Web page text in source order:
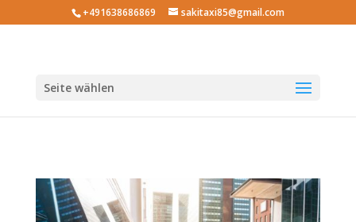
+491638686869 sakitaxi85@gmail.com
Seite wählen